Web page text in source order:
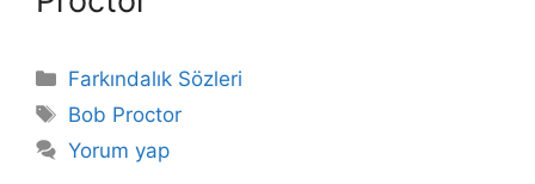
Kategoriler
Farkındalık Sözleri
Etiketler
Bob Proctor
Yorum yap